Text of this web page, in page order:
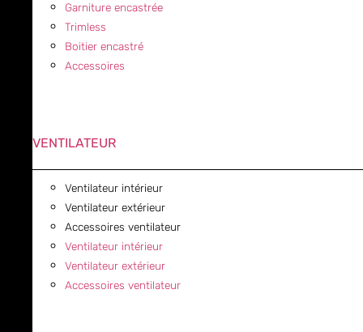
Garniture encastrée
Trimless
Boitier encastré
Accessoires
VENTILATEUR
Ventilateur intérieur
Ventilateur extérieur
Accessoires ventilateur
Ventilateur intérieur
Ventilateur extérieur
Accessoires ventilateur